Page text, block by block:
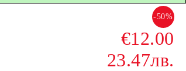
-50%
€12.00
23.47лв.